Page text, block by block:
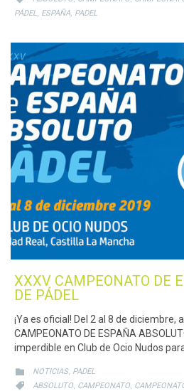
PÁDEL, ESPAÑA, PADEL
XXXV CAMPEONATO DE
DE PÁDEL
¡Ya es oficial! Del 2 al 8 de diciembre,
CAMPEONATO DE ESPAÑA
imperdible en Club de Ocio Nudos
 CATEGORY
NOTICIAS, PADEL

CATEGORY
ABSOLUTO CAMPEONATO